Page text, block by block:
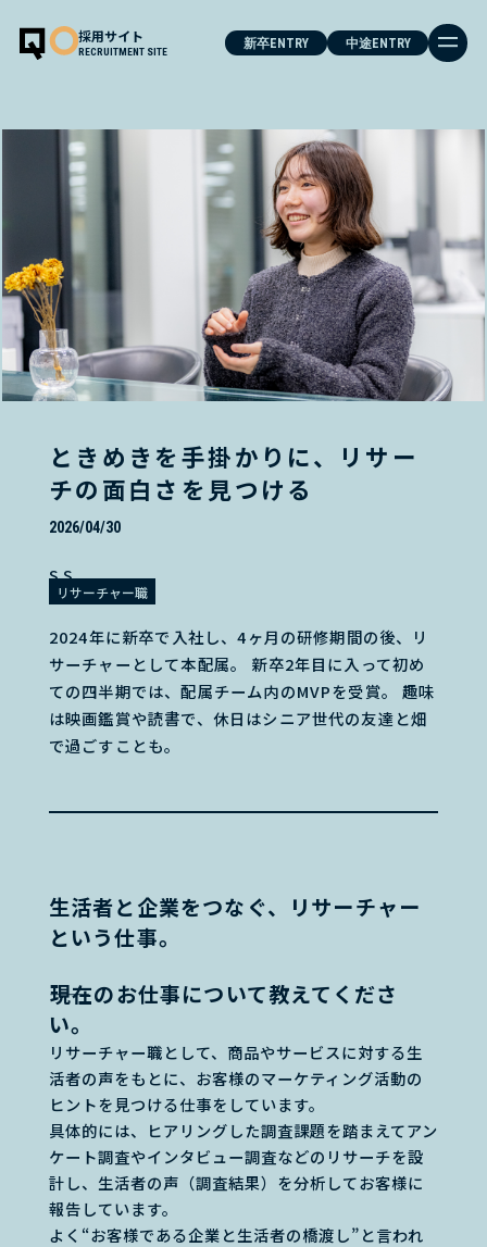
採用サイト
RECRUITMENT SITE
新卒ENTRY 中途ENTRY
JOB&PEOPLE
ときめきを手掛かりに、リサー
チの面白さを見つける
2026/04/30
S.S.
リサーチャー職
2024年に新卒で入社し、4ヶ月の研修期間の後、リ
サーチャーとして本配属。 新卒2年目に入って初め
ての四半期では、配属チーム内のMVPを受賞。 趣味
は映画鑑賞や読書で、休日はシニア世代の友達と畑
で過ごすことも。
生活者と企業をつなぐ、リサーチャー
という仕事。
――現在のお仕事について教えてくださ
い。
リサーチャー職として、商品やサービスに対する生
活者の声をもとに、お客様のマーケティング活動の
ヒントを見つける仕事をしています。
具体的には、ヒアリングした調査課題を踏まえてアン
ケート調査やインタビュー調査などのリサーチを設
計し、生活者の声（調査結果）を分析してお客様に
報告しています。
よく“お客様である企業と生活者の橋渡し”と言われ